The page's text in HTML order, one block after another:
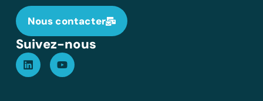
Nous contacter
Suivez-nous